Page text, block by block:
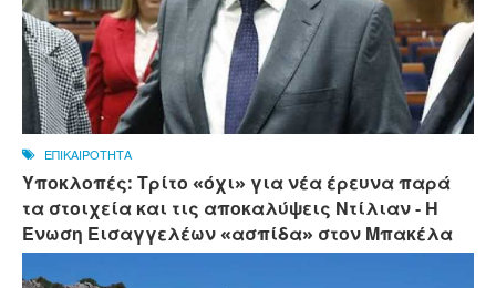
ΕΠΙΚΑΙΡΟΤΗΤΑ
Υποκλοπές: Τρίτο «όχι» για νέα έρευνα παρά
τα στοιχεία και τις αποκαλύψεις Ντίλιαν - Η
Ένωση Εισαγγελέων «ασπίδα» στον Μπακέλα